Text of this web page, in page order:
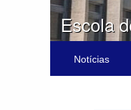
Escola
Notícias